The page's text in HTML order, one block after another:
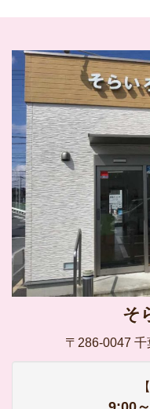
そ
〒286-0047